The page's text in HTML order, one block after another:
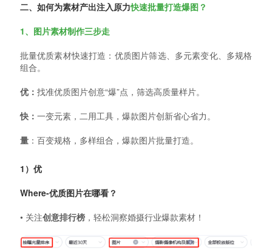
二、如何为素材产出注入原力快速批量打造爆图？
1、图片素材制作三步走
批量优质素材快速打造：优质图片筛选、多元素变化、多规格
组合。
优： 找准优质图片创意“爆”点，筛选高质量样片。
快： 一变元素，二用工具，爆款图片创新省心省力。
量：百变规格，多样组合，爆款图片批量打造。
1）优
Where-优质图片在哪看？
• 关注创意排行榜，轻松洞察婚摄行业爆款素材！